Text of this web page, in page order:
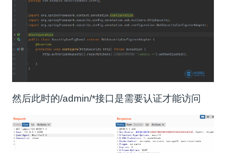
然后此时的/admin/*接口是需要认证才能访问